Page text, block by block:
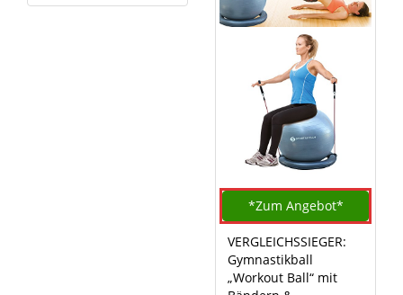
*Zum Angebot*
VERGLEICHSSIEGER:
Gymnastikball
„Workout Ball“ mit